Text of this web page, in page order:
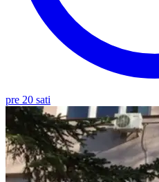
pre 20 sati